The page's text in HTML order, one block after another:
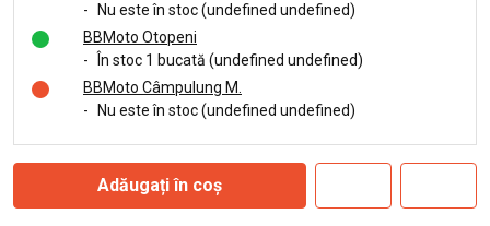
-
Nu este în stoc (undefined undefined)
BBMoto Otopeni
-
În stoc 1 bucată (undefined undefined)
BBMoto Câmpulung M.
-
Nu este în stoc (undefined undefined)
Adăugați în coș